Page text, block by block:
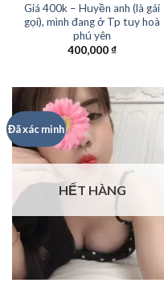
Giá 400k – Huyền anh (là gái
gọi), mình đang ở Tp tuy hoà
phú yên
400,000₫
Đã xác minh
HẾT HÀNG